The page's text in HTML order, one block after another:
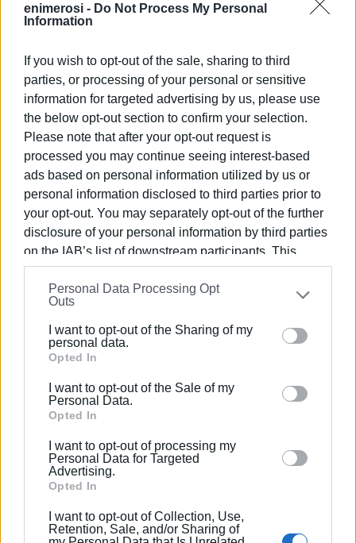
enimerosi - Do Not Process My Personal
Information
If you wish to opt-out of the sale, sharing to third
parties, or processing of your personal or sensitive
information for targeted advertising by us, please use
the below opt-out section to confirm your selection.
Please note that after your opt-out request is
processed you may continue seeing interest-based
ads based on personal information utilized by us or
personal information disclosed to third parties prior to
your opt-out. You may separately opt-out of the further
disclosure of your personal information by third parties
on the IAB’s list of downstream participants. This
information may also be disclosed by us to third parties
on theIAB’s List of Downstream Participants
that may
further disclose it to other third parties.
Please note that this website/app uses one or more
Google services and may gather and store information
behaviour. You may click to grant or deny consent to
Google and its third-party tags to use your data for
section.
Personal Data Processing Opt
Outs
I want to opt-out of the Sharing of my
personal data.
Opted In
I want to opt-out of the Sale of my
Personal Data.
Opted In
I want to opt-out of processing my
Personal Data for Targeted
Advertising.
Opted In
I want to opt-out of Collection, Use,
Retention, Sale, and/or Sharing of
του ερευνητικού έργου είναι η μελέτη της
εγκατάστασης των προσφύγων της Μικράς Ασίας στην
πρόσφυγες και τους απογόνους τους. Οι δεκάδες
μαρτυρίες τους αποκαλύπτουν άγνωστες πτυχές των
γεγονότων και παράλληλα ιχνηλατούν το ιστορικό
τραύμα ως τις μέρες μας.
Η έκδοση του δίγλωσσου επετειακού λευκώματος, σε
επιστημονική επιμέλεια του Δρ. Ιστορίας Ευστάθιου
Πουλιάση, θα περιλαμβάνει πολύτιμο αρχειακό υλικό
και μαρτυρίες, που περιέχονται στην ψηφιακή έκθεση
αλλά και νέα τεκμήρια. Η έκδοση προγραμματίζεται να
ερευνητικά έργα και επιστημονικά προγράμματα,
ΦΩΤΟ@Ιδιωτικό Αρχείο Σπύρου Γαούτση,
(Quartier Pasqualigo), στο Παλαιό Φρούριο της
Κέρκυρας.
Εμφανίσεις: 88